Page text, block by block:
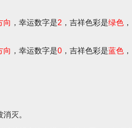
向 ，幸运数字是2 ，吉祥色彩是绿色 ，
向 ，幸运数字是0 ，吉祥色彩是蓝色 ，
灭。